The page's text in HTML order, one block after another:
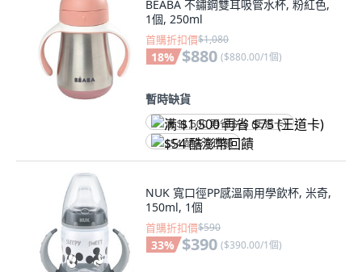
BEABA 不鏽鋼雙耳吸管水杯, 粉紅色,
1個, 250ml
首購折扣價$1,080
18% $880 ($880.00/1個)
暫時缺貨
满 $1,500 再省 $75 (王道卡)
$54 酷澎幣回饋
NUK 寬口徑PP感溫兩用學飲杯, 米奇,
150ml, 1個
首購折扣價$590
33% $390 ($390.00/1個)